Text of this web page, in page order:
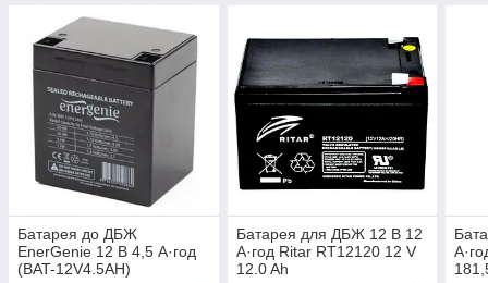
Батарея до ДБЖ
EnerGenie 12 В 4,5 А·год
(BAT-12V4.5AH)
Батарея для ДБЖ 12 В 12
А·год Ritar RT12120 12 V
12.0 Ah